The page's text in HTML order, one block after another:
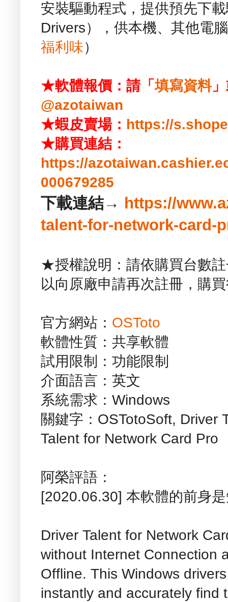
安裝驅動程式，提供預先下
Drivers），供本機、其他電
福利味）
★軟體報價：請「填寫資料
@azotaiwan
★蝦皮賣場： https://
★購買連結：
https://
000679285
下載連結→ https://
talent-for-network-card-
★授權說明：請依購買台數
以向原廠申請再次註冊，購
官方網站： OSToto
軟體性質：共享軟體
試用限制：功能限制
介面語言：英文
系統需求：Windows
關鍵字：OSTotoSoft, Driver
Talent for Network Card Pro
阿榮評語：
[2020.06.30] 本軟體的前身
Driver Talent for Network
without Internet Connection
Offline. This Windows
instantly and accurately find